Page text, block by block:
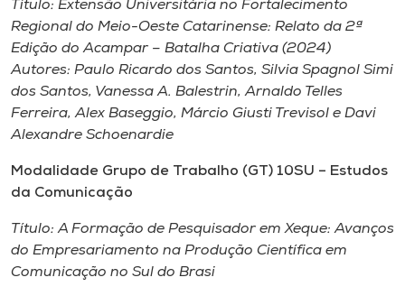
Título: Extensão Universitária no Fortalecimento
Regional do Meio-Oeste Catarinense: Relato da 2ª
Edição do Acampar – Batalha Criativa (2024)
Autores: Paulo Ricardo dos Santos, Silvia Spagnol Simi
dos Santos, Vanessa A. Balestrin, Arnaldo Telles
Ferreira, Alex Baseggio, Márcio Giusti Trevisol e Davi
Alexandre Schoenardie
Modalidade Grupo de Trabalho (GT) 10SU – Estudos
da Comunicação
Título: A Formação de Pesquisador em Xeque: Avanços
do Empresariamento na Produção Científica em
Comunicação no Sul do Brasi